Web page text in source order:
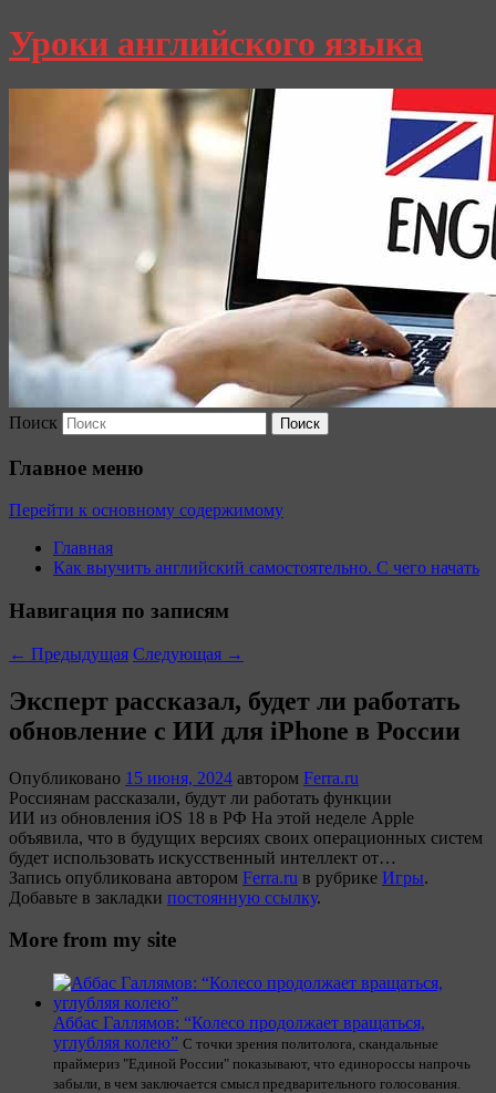
Уроки английского языка
Поиск
Главное меню
Перейти к основному содержимому
Главная
Как выучить английский самостоятельно. С чего начать
Навигация по записям
← Предыдущая Следующая →
Эксперт рассказал, будет ли работать
обновление с ИИ для iPhone в России
Опубликовано 15 июня, 2024 автором Ferra.ru
Россиянам рассказали, будут ли работать функции
ИИ из обновления iOS 18 в РФ На этой неделе Apple
объявила, что в будущих версиях своих операционных систем
будет использовать искусственный интеллект от…
Запись опубликована автором Ferra.ru в рубрике Игры.
Добавьте в закладки постоянную ссылку.
More from my site
Аббас Галлямов: “Колесо продолжает вращаться,
углубляя колею” С точки зрения политолога, скандальные
праймериз "Единой России" показывают, что единороссы напрочь
забыли, в чем заключается смысл предварительного голосования.